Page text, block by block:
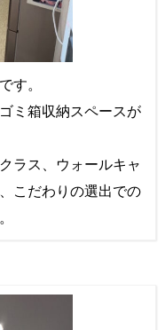
す。
ミ箱収納スペースが
ラス、ウォールキャ
こだわりの選出での